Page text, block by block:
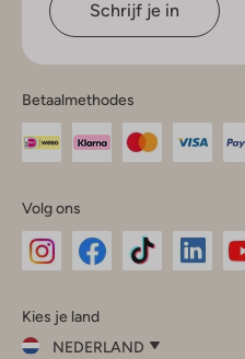
Schrijf je in
Betaalmethodes
Volg ons
InstagramFacebook
Kies je land
NEDERLAND